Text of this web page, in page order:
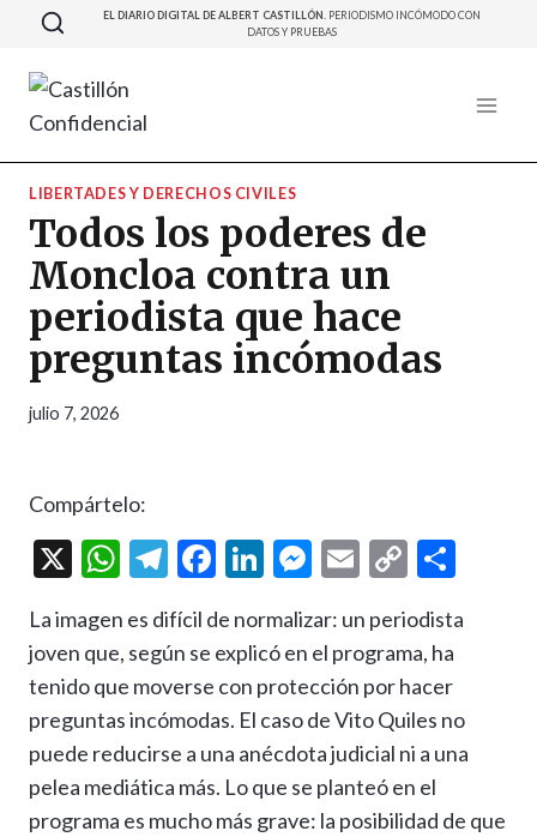
Saltar
contenido
EL DIARIO DIGITAL DE ALBERT CASTILLÓN. PERIODISMO INCÓMODO CON
DATOS Y PRUEBAS
LIBERTADES Y DERECHOS CIVILES
Todos los poderes de
Moncloa contra un
periodista que hace
preguntas incómodas
julio 7, 2026
Compártelo:
X
W
at
s
A
p
p
T
e
gr
a
m
F
e
b
o
o
k
Li
ke
dI
n
M
se
n
g
er
E
ai
l
C
p
y
Li
n
k
m
ar
ti
La imagen es difícil de normalizar: un periodista
joven que, según se explicó en el programa, ha
tenido que moverse con protección por hacer
preguntas incómodas. El caso de Vito Quiles no
puede reducirse a una anécdota judicial ni a una
pelea mediática más. Lo que se planteó en el
programa es mucho más grave: la posibilidad de que